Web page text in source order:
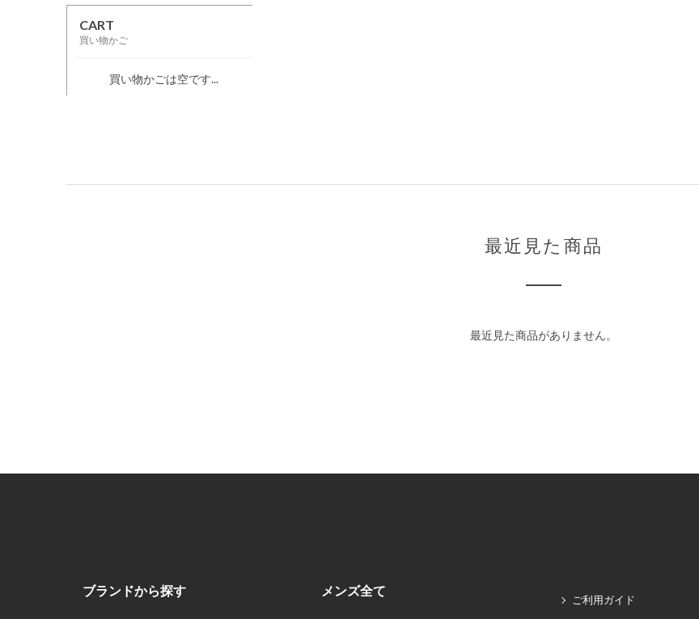
CART
買い物かご
買い物かごは空です...
最近見た商品
最近見た商品がありません。
ブランドから探す メンズ全て
ご利用ガイド